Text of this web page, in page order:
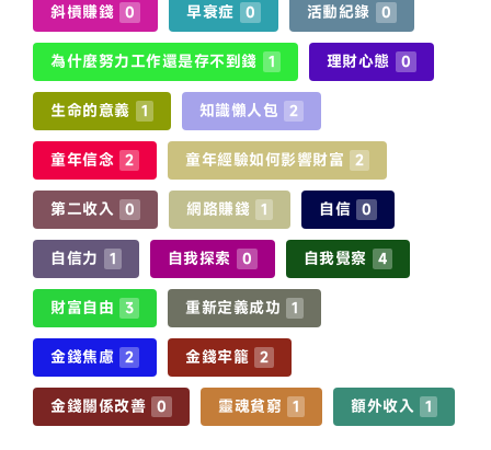
斜槓賺錢 0 早衰症 0 活動紀錄 0
為什麼努力工作還是存不到錢 1 理財心態 0
生命的意義 1 知識懶人包 2
童年信念 2 童年經驗如何影響財富 2
第二收入 0 網路賺錢 1 自信 0
自信力 1 自我探索 0 自我覺察 4
財富自由 3 重新定義成功 1
金錢焦慮 2 金錢牢籠 2
金錢關係改善 0 靈魂貧窮 1 額外收入 1